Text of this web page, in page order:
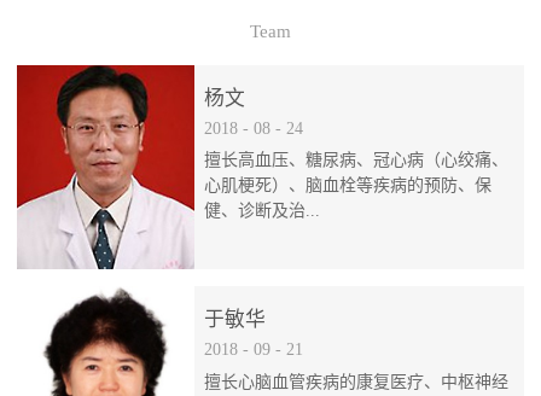
Team
杨文
2018 - 08 - 24
擅长高血压、糖尿病、冠心病（心绞痛、
心肌梗死）、脑血栓等疾病的预防、保
健、诊断及治...
于敏华
2018 - 09 - 21
擅长心脑血管疾病的康复医疗、中枢神经